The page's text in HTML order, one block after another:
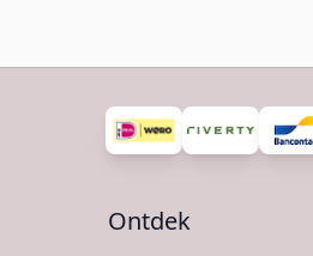
Ontdek